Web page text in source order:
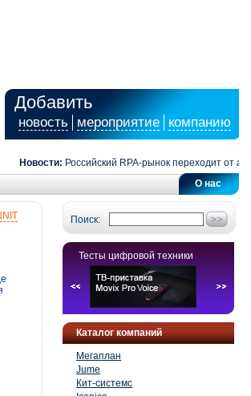
Добавить
новость мероприятие компанию
Новости: Российский RPA-рынок переходит от
О нас
Поиск:
Тесты цифровой техники
Каталог компаний
Мегаплан
Jume
Кит-системс